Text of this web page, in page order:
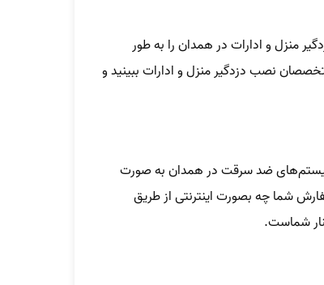
منزل و ادارات در همدان را به طور
نصب دزدگیر منزل و ادارات ببینید و
سیستم‌های ضد سرقت در همدان به صورت
شما چه بصورت اینترنتی از طریق
شماست.